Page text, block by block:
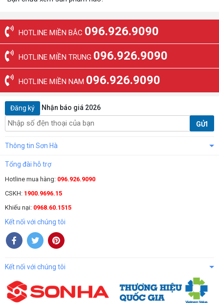
HOTLINE MIỀN BẮC 096.926.9090
HOTLINE MIỀN TRUNG 096.926.9090
HOTLINE MIỀN NAM 096.926.9090
Đăng ký Nhận báo giá 2026
GỬI
Thông tin Sơn Hà
Tổng đài hỗ trợ
Hotline mua hàng: 096.926.9090
CSKH: 1900.9696.15
Khiếu nại: 0968.60.1515
Kết nối với chúng tôi
Kết nối với chúng tôi